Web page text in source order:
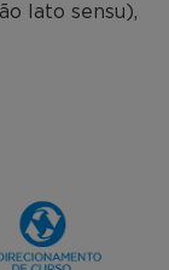
lato sensu),